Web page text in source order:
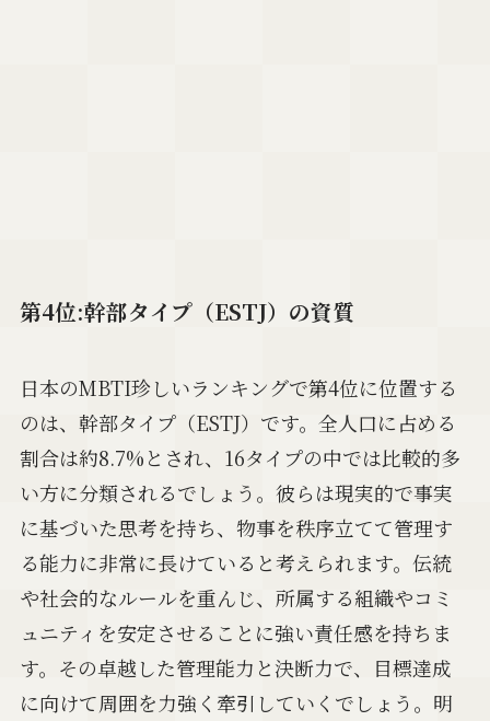
第4位:幹部タイプ（ESTJ）の資質
日本のMBTI珍しいランキングで第4位に位置する
のは、幹部タイプ（ESTJ）です。全人口に占める
割合は約8.7%とされ、16タイプの中では比較的多
い方に分類されるでしょう。彼らは現実的で事実
に基づいた思考を持ち、物事を秩序立てて管理す
る能力に非常に長けていると考えられます。伝統
や社会的なルールを重んじ、所属する組織やコミ
ュニティを安定させることに強い責任感を持ちま
す。その卓越した管理能力と決断力で、目標達成
に向けて周囲を力強く牽引していくでしょう。明